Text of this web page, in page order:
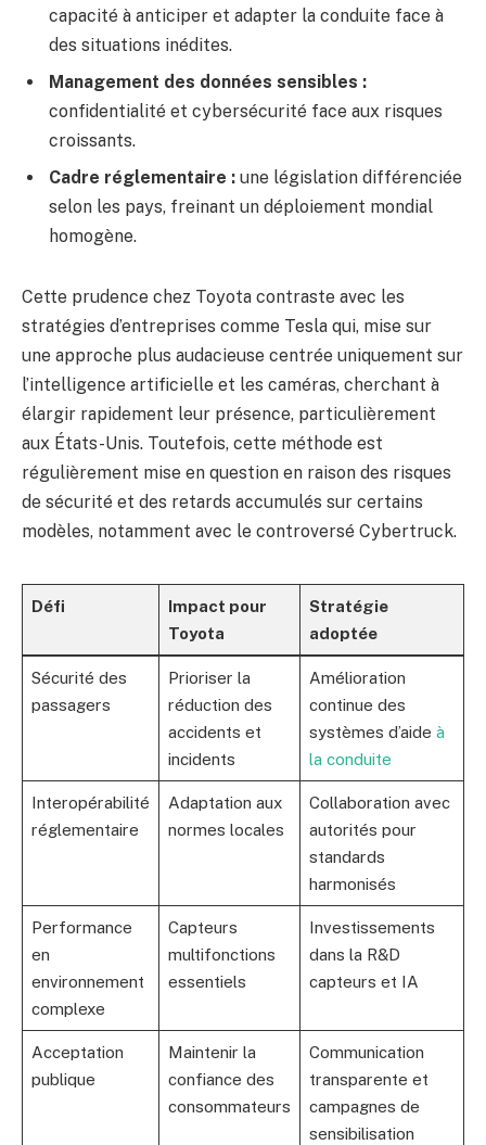
capacité à anticiper et adapter la conduite face à
des situations inédites.
Management des données sensibles :
confidentialité et cybersécurité face aux risques
croissants.
Cadre réglementaire : une législation différenciée
selon les pays, freinant un déploiement mondial
homogène.
Cette prudence chez Toyota contraste avec les
stratégies d’entreprises comme Tesla qui, mise sur
une approche plus audacieuse centrée uniquement sur
l’intelligence artificielle et les caméras, cherchant à
élargir rapidement leur présence, particulièrement
aux États-Unis. Toutefois, cette méthode est
régulièrement mise en question en raison des risques
de sécurité et des retards accumulés sur certains
modèles, notamment avec le controversé Cybertruck.
Défi
Impact pour
Toyota
Stratégie
adoptée
Sécurité des
passagers
Prioriser la
réduction des
accidents et
incidents
Amélioration
continue des
systèmes d’aide à
la conduite
Interopérabilité
réglementaire
Adaptation aux
normes locales
Collaboration avec
autorités pour
standards
harmonisés
Performance
en
environnement
complexe
Capteurs
multifonctions
essentiels
Investissements
dans la R&D
capteurs et IA
Acceptation
publique
Maintenir la
confiance des
consommateurs
Communication
transparente et
campagnes de
sensibilisation